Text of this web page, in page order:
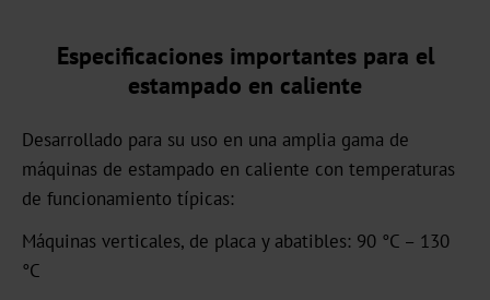
Standard
Graphical
OXN
MX
MV-
Especificaciones importantes para el
estampado en caliente
Desarrollado para su uso en una amplia gama de
máquinas de estampado en caliente con temperaturas
de funcionamiento típicas:
Máquinas verticales, de placa y abatibles: 90 °C – 130
°C